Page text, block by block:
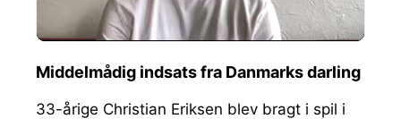
Middelmådig indsats fra Danmarks darling
33-årige Christian Eriksen blev bragt i spil i